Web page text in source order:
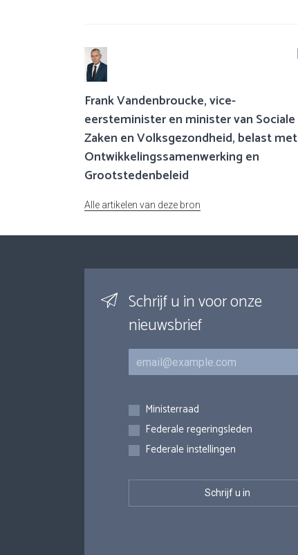
Frank Vandenbroucke, vice-
eersteminister en minister van Sociale
Zaken en Volksgezondheid, belast met
Ontwikkelingssamenwerking en
Grootstedenbeleid
Alle artikelen van deze bron
Schrijf u in voor onze
nieuwsbrief
E-mail
Inschrijvingen
Ministerraad
Federale regeringsleden
Federale instellingen